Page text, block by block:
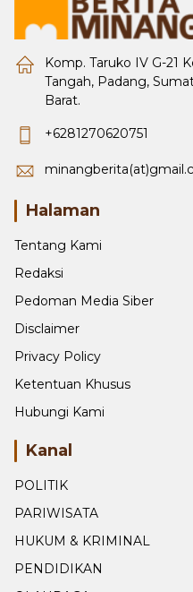
Komp. Taruko IV G-21
Tangah, Padang,
Barat.
+6281270620751
Halaman
Tentang Kami
Redaksi
Pedoman Media Siber
Disclaimer
Privacy Policy
Ketentuan Khusus
Hubungi Kami
Kanal
POLITIK
PARIWISATA
HUKUM & KRIMINAL
PENDIDIKAN